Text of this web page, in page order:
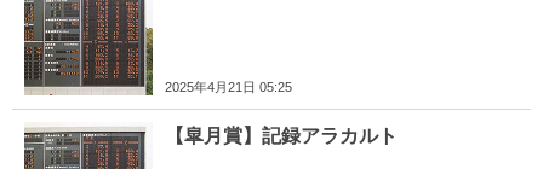
2025年4月21日 05:25
【皐月賞】記録アラカルト